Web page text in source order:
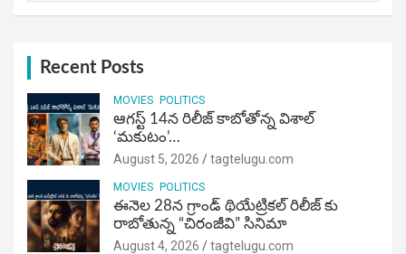
Recent Posts
MOVIES POLITICS
ఆగస్ట్ 14న రిలీజ్ కాబోతోన్న విశాల్
‘మకుటం’…
August 5, 2026 tagtelugu.com
MOVIES POLITICS
ఈనెల 28న గ్రాండ్ థియేట్రికల్ రిలీజ్ కు
రాబోతున్న “చిరంజీవి” సినిమా
August 4, 2026 tagtelugu.com